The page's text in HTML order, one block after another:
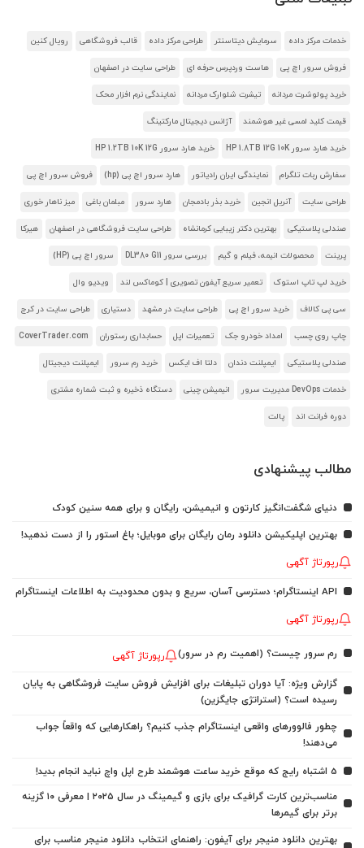
خدمات مرکز داده سرمایش دیتاسنتر طراحی مرکز داده قالب فروشگاهی رویال کنین
فروش سرور اچ پی هاست وردپرس حرفه ای طراحی سایت در اصفهان
خرید پولوشرت مردانه تیشرت شلوارک مردانه نمایندگی نرم افزار محک
قیمت کلید لمسی غیر هوشمند آژانس دیجیتال مارکتینگ
خرید هارد سرور HP 1.8TB 12G 10K خرید هارد سرور HP 1.2TB 10K 12G
سفارش ربات تلگرام نمایندگی ایران رادیاتور هارد سرور اچ پی (hp) فروش سرور اچ پی
طراحی سایت آنریل انجین خرید بذر بادمجان هارد سرور مبلمان باغی میز ناهار خوری
صندلی پلاستیکی بهترین دکتر زیبایی کرمانشاه طراحی سایت فروشگاهی در اصفهان هیرکا
پرینت محصولات انیمه، فیلم و گیم بررسی سرور DL380 G11 سرور اچ پی (HP)
خرید لپ تاپ استوک تعمیر سریع آیفون تصویری | کوماکس لند ویدیو وال
سی پی کالاف خرید سرور اچ پی طراحی سایت در مشهد دستیاری طراحی سایت در کرج
چاپ روی چسب امداد خودرو جک تعمیرات اپل حسابداری رستوران CoverTrader.com
صندلی پلاستیکی ایمپلنت دندان دلتا اف ایکس خرید رم سرور ایمپلنت دیجیتال
خدمات DevOps مدیریت سرور انیمیشن چینی دستگاه ذخیره و ثبت شماره مشتری
دوره فرانت اند پالت
مطالب پیشنهادی
دنیای شگفت‌انگیز کارتون و انیمیشن، رایگان و برای همه سنین کودک
بهترین اپلیکیشن دانلود رمان رایگان برای موبایل؛ باغ استور را از دست ندهید!
رپورتاژ آگهی
API اینستاگرام؛ دسترسی آسان، سریع و بدون محدودیت به اطلاعات اینستاگرام
رپورتاژ آگهی
رم سرور چیست؟ (اهمیت رم در سرور) رپورتاژ آگهی
گزارش ویژه: آیا دوران تبلیغات برای افزایش فروش سایت فروشگاهی به پایان
رسیده است؟ (استراتژی جایگزین)
چطور فالوورهای واقعی اینستاگرام جذب کنیم؟ راهکارهایی که واقعاً جواب
می‌دهند!
5 اشتباه رایج که موقع خرید ساعت هوشمند طرح اپل واچ نباید انجام بدید!
مناسب‌ترین کارت گرافیک برای بازی و گیمینگ در سال ۲۰۲۵ | معرفی ۱۰ گزینه
برتر برای گیمرها
بهترین دانلود منیجر برای آیفون: راهنمای انتخاب دانلود منیجر مناسب برای